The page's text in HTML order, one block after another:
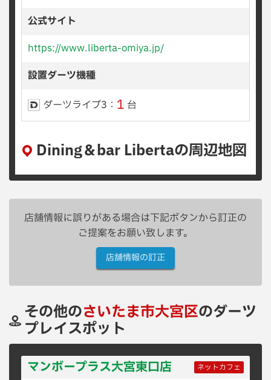
公式サイト
https://www.liberta-omiya.jp/
設置ダーツ機種
ダーツライブ3： 1 台
Dining＆bar Libertaの周辺地図
店舗情報に誤りがある場合は下記ボタンから訂正の
ご提案をお願い致します。
店舗情報の訂正
その他のさいたま市大宮区のダーツ
プレイスポット
マンボープラス大宮東口店 ネットカフェ